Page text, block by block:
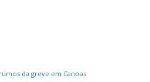
da greve em Canoas